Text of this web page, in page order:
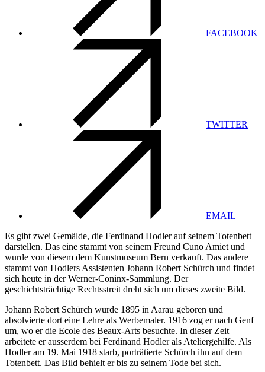
FACEBOOK
TWITTER
EMAIL
Es gibt zwei Gemälde, die Ferdinand Hodler auf seinem Totenbett
darstellen. Das eine stammt von seinem Freund Cuno Amiet und
wurde von diesem dem Kunstmuseum Bern verkauft. Das andere
stammt von Hodlers Assistenten Johann Robert Schürch und findet
sich heute in der Werner-Coninx-Sammlung. Der
geschichtsträchtige Rechtsstreit dreht sich um dieses zweite Bild.
Johann Robert Schürch wurde 1895 in Aarau geboren und
absolvierte dort eine Lehre als Werbemaler. 1916 zog er nach Genf
um, wo er die Ecole des Beaux-Arts besuchte. In dieser Zeit
arbeitete er ausserdem bei Ferdinand Hodler als Ateliergehilfe. Als
Hodler am 19. Mai 1918 starb, porträtierte Schürch ihn auf dem
Totenbett. Das Bild behielt er bis zu seinem Tode bei sich.